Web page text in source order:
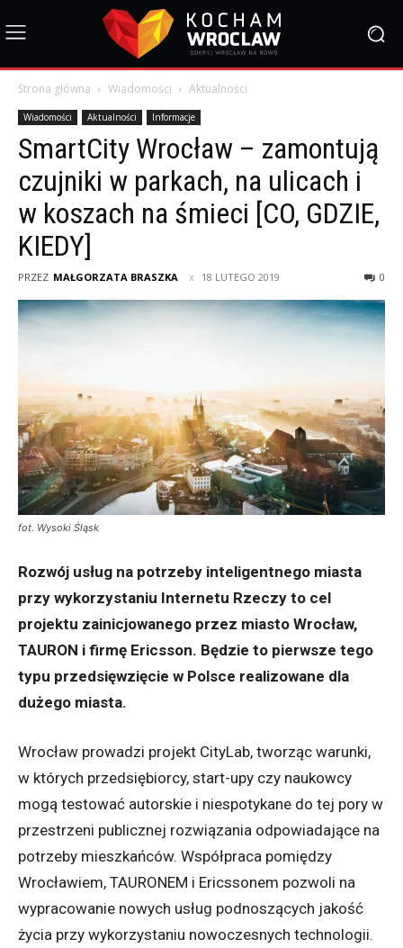
Strona główna Wiadomości Aktualności
Wiadomości Aktualności Informacje
SmartCity Wrocław – zamontują
czujniki w parkach, na ulicach i
w koszach na śmieci [CO, GDZIE,
KIEDY]
PRZEZ MAŁGORZATA BRASZKA 18 LUTEGO 2019 0
fot. Wysoki Śląsk
Rozwój usług na potrzeby inteligentnego miasta
przy wykorzystaniu Internetu Rzeczy to cel
projektu zainicjowanego przez miasto Wrocław,
TAURON i firmę Ericsson. Będzie to pierwsze tego
typu przedsięwzięcie w Polsce realizowane dla
dużego miasta.
Wrocław prowadzi projekt CityLab, tworząc warunki,
w których przedsiębiorcy, start-upy czy naukowcy
mogą testować autorskie i niespotykane do tej pory w
przestrzeni publicznej rozwiązania odpowiadające na
potrzeby mieszkańców. Współpraca pomiędzy
Wrocławiem, TAURONEM i Ericssonem pozwoli na
wypracowanie nowych usług podnoszących jakość
życia przy wykorzystaniu nowoczesnych technologii.